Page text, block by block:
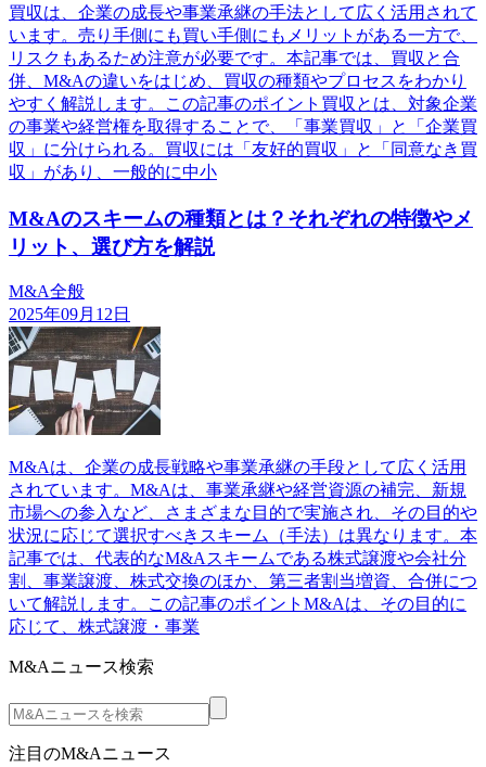
買収は、企業の成長や事業承継の手法として広く活用されて
います。売り手側にも買い手側にもメリットがある一方で、
リスクもあるため注意が必要です。本記事では、買収と合
併、M&Aの違いをはじめ、買収の種類やプロセスをわかり
やすく解説します。この記事のポイント買収とは、対象企業
の事業や経営権を取得することで、「事業買収」と「企業買
収」に分けられる。買収には「友好的買収」と「同意なき買
収」があり、一般的に中小
M&Aのスキームの種類とは？それぞれの特徴やメ
リット、選び方を解説
M&A全般
2025年09月12日
M&Aは、企業の成長戦略や事業承継の手段として広く活用
されています。M&Aは、事業承継や経営資源の補完、新規
市場への参入など、さまざまな目的で実施され、その目的や
状況に応じて選択すべきスキーム（手法）は異なります。本
記事では、代表的なM&Aスキームである株式譲渡や会社分
割、事業譲渡、株式交換のほか、第三者割当増資、合併につ
いて解説します。この記事のポイントM&Aは、その目的に
応じて、株式譲渡・事業
M&Aニュース検索
注目のM&Aニュース